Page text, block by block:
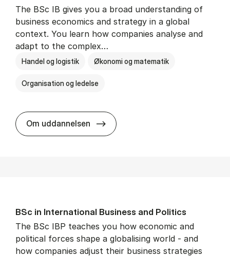
The BSc IB gives you a broad understanding of
business economics and strategy in a global
context. You learn how companies analyse and
adapt to the complex…
Handel og logistik Økonomi og matematik
Organisation og ledelse
Om uddannelsen BSc in In­ter­na­tion­al Busi­ness
BSc in In­ter­na­tion­al Busi­ness and Polit­ics
The BSc IBP teaches you how economic and
political forces shape a globalising world - and
how companies adjust their business strategies